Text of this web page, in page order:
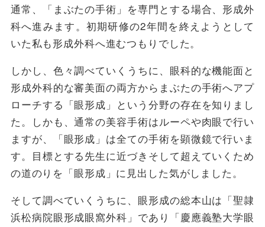
通常、「まぶたの手術」を専門とする場合、形成外
科へ進みます。初期研修の2年間を終えようとして
いた私も形成外科へ進むつもりでした。
しかし、色々調べていくうちに、眼科的な機能面と
形成外科的な審美面の両方からまぶたの手術へアプ
ローチする「眼形成」という分野の存在を知りまし
た。しかも、通常の美容手術はルーペや肉眼で行い
ますが、「眼形成」は全ての手術を顕微鏡で行いま
す。目標とする先生に近づきそして超えていくため
の道のりを「眼形成」に見出した気がしました。
そして調べていくうちに、眼形成の総本山は「聖隷
浜松病院眼形成眼窩外科」であり「慶應義塾大学眼